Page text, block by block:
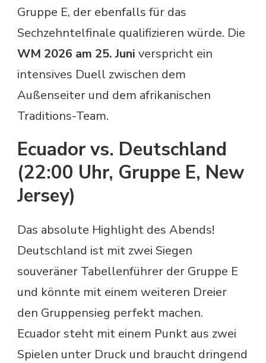
Gruppe E, der ebenfalls für das
Sechzehntelfinale qualifizieren würde. Die
WM 2026 am 25. Juni verspricht ein
intensives Duell zwischen dem
Außenseiter und dem afrikanischen
Traditions-Team.
Ecuador vs. Deutschland
(22:00 Uhr, Gruppe E, New
Jersey)
Das absolute Highlight des Abends!
Deutschland ist mit zwei Siegen
souveräner Tabellenführer der Gruppe E
und könnte mit einem weiteren Dreier
den Gruppensieg perfekt machen.
Ecuador steht mit einem Punkt aus zwei
Spielen unter Druck und braucht dringend